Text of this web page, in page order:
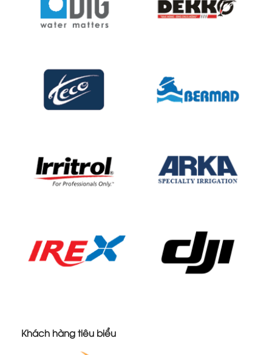
Khách hàng tiêu biểu